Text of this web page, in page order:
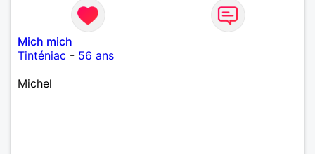
Mich mich
Tinténiac - 56 ans
Michel